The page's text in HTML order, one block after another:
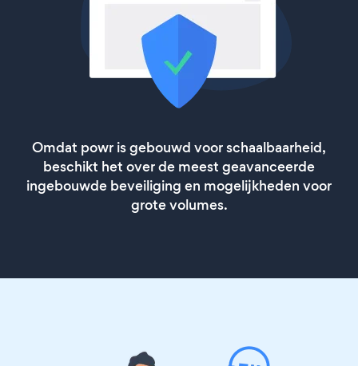
Omdat powr is gebouwd voor schaalbaarheid,
beschikt het over de meest geavanceerde
ingebouwde beveiliging en mogelijkheden voor
grote volumes.